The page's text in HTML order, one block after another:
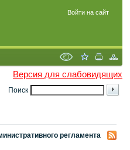
Войти на сайт
Версия для слабовидящих
Поиск
регламента